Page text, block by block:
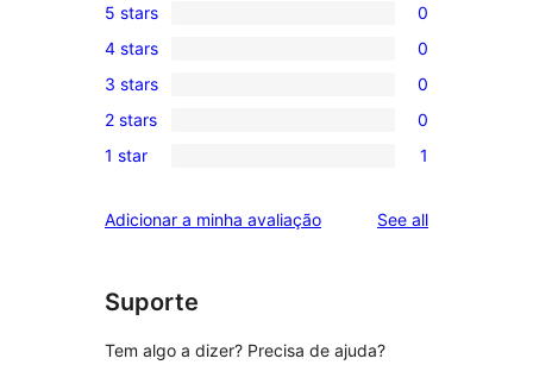
0
5-
star
reviews
5 stars 0
0
4-
star
reviews
4 stars 0
0
3-
star
3 stars 0
0
2-
reviews
2 stars 0
1
star
1 star 1
Adicionar a minha avaliação See allreviews
Suporte
Tem algo a dizer? Precisa de ajuda?